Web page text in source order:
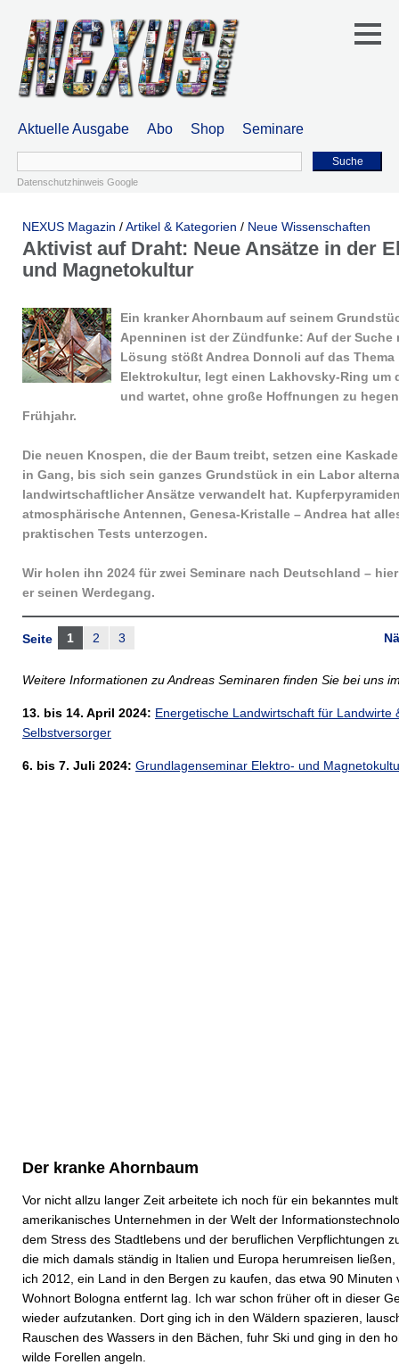
Aktuelle Ausgabe Abo Shop Seminare
Suche
Datenschutzhinweis Google
NEXUS Magazin /Artikel & Kategorien / Neue Wissenschaften
Aktivist auf Draht: Neue Ansätze in der
und Magnetokultur
Ein kranker Ahornbaum auf seinem
Apenninen ist der Zündfunke: Auf der Suche
Lösung stößt Andrea Donnoli auf das Thema
Elektrokultur, legt einen Lakhovsky-Ring um
und wartet, ohne große Hoffnungen zu
Frühjahr.
Die neuen Knospen, die der Baum treibt, setzen eine
in Gang, bis sich sein ganzes Grundstück in ein Labor
landwirtschaftlicher Ansätze verwandelt hat.
atmosphärische Antennen, Genesa-Kristalle – Andrea hat
praktischen Tests unterzogen.
Wir holen ihn 2024 für zwei Seminare nach Deutschland –
er seinen Werdegang.
Seite 1 2 3
Weitere Informationen zu Andreas Seminaren finden Sie bei uns
13. bis 14. April 2024: Energetische Landwirtschaft für Landwirte
Selbstversorger
6. bis 7. Juli 2024: Grundlagenseminar Elektro- und
Der kranke Ahornbaum
Vor nicht allzu langer Zeit arbeitete ich noch für ein bekanntes
amerikanisches Unternehmen in der Welt der
dem Stress des Stadtlebens und der beruflichen Verpflichtungen
die mich damals ständig in Italien und Europa herumreisen ließen,
ich 2012, ein Land in den Bergen zu kaufen, das etwa 90 Minuten
Wohnort Bologna entfernt lag. Ich war schon früher oft in dieser
wieder aufzutanken. Dort ging ich in den Wäldern spazieren,
Rauschen des Wassers in den Bächen, fuhr Ski und ging in den
wilde Forellen angeln.